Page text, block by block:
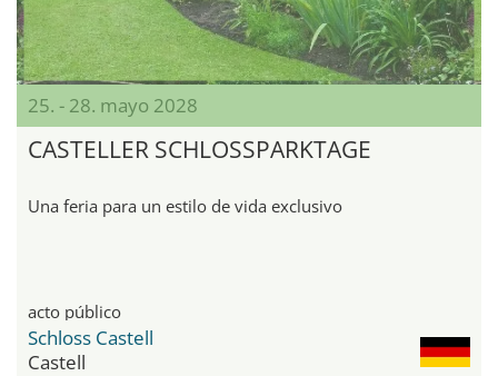
25. - 28. mayo 2028
CASTELLER SCHLOSSPARKTAGE
Una feria para un estilo de vida exclusivo
acto público
Schloss Castell
Castell